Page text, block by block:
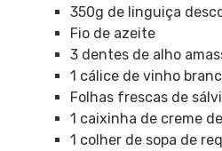
350g de linguiça
Fio de azeite
3 dentes de alho
1 cálice de vinho
Folhas frescas de
1 caixinha de creme
1 colher de sopa de